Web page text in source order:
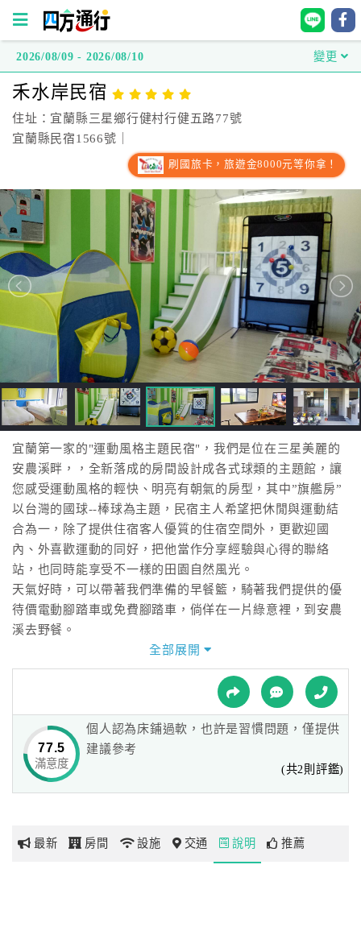
方
通
行
台
灣
房
跟
飯
店
訂
房
HOT
特
色
民
宿
球
網
玩
2026/08/09 - 2026/08/10 變更
禾水岸民宿
住址：宜蘭縣三星鄉行健村行健五路77號
宜蘭縣民宿1566號｜
刷國旅卡，旅遊金8000元等你拿！
宜蘭第一家的"運動風格主題民宿"，我們是位在三星美麗的
安農溪畔，，全新落成的房間設計成各式球類的主題館，讓
您感受運動風格的輕快、明亮有朝氣的房型，其中”旗艦房”
以台灣的國球--棒球為主題，民宿主人希望把休閒與運動結
合為一，除了提供住宿客人優質的住宿空間外，更歡迎國
內、外喜歡運動的同好，把他當作分享經驗與心得的聯絡
站，也同時能享受不一樣的田園自然風光。
天氣好時，可以帶著我們準備的早餐籃，騎著我們提供的優
待價電動腳踏車或免費腳踏車，倘佯在一片綠意裡，到安農
溪去野餐。
我們距離
▲安農溪泛舟、安農溪落羽松秘境、安農溪分洪堰公園約5
▲宜農牧場、廣興農場、三星青葱文化館約10分鐘車程
▲羅東夜市、梅花湖、天送埤老火車站、金車威士忌酒廠、
勝洋水草約15分鐘車程
▲生態綠舟(冬山火車站)、九寮溪瀑布步道、宜蘭幾米主題
歡迎到禾水岸運動風民宿!
全部展開
77.5
滿意度
個人認為床鋪過軟，也許是習慣問題，僅提供
建議參考
(共2則評鑑)
最新 房間 設施 交通 說明 推薦